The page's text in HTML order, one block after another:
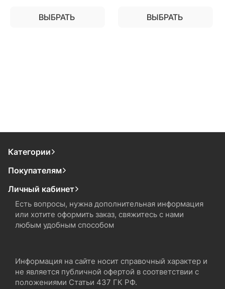
ВЫБРАТЬ ВЫБРАТЬ
Категории
Покупателям
Личный кабинет
Есть вопросы, нужна дополнительная информация
или хотите оформить заказ, свяжитесь с нами
любым удобным способом
Информация на сайте носит справочный характер и
не является публичной офертой в соответствии с
положениями Статьи 437 ГК РФ.